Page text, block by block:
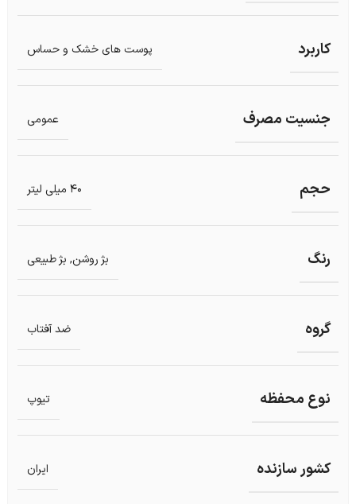
کاربرد پوست های خشک و حساس
جنسیت مصرف عمومی
حجم 40 میلی لیتر
رنگ بژ روشن, بژ طبیعی
گروه ضد آفتاب
نوع محفظه تیوپ
کشور سازنده ایران